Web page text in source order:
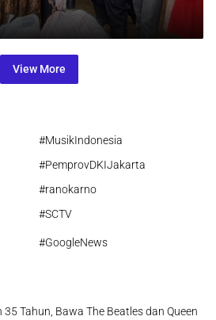
Longsor Aceh
View More
#MusikIndonesia
#PemprovDKIJakarta
#ranokarno
#SCTV
#GoogleNews
Tahun, Bawa The Beatles dan Queen